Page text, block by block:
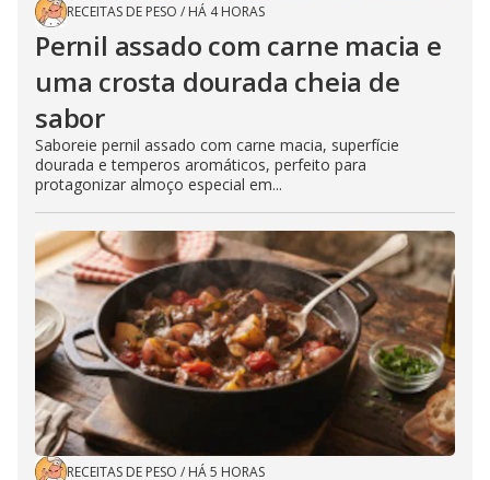
RECEITAS DE PESO / HÁ 4 HORAS
Pernil assado com carne macia e
uma crosta dourada cheia de
sabor
Saboreie pernil assado com carne macia, superfície
dourada e temperos aromáticos, perfeito para
protagonizar almoço especial em...
RECEITAS DE PESO / HÁ 5 HORAS